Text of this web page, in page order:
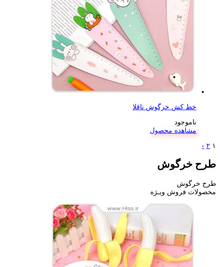
خط کش خرگوش ناقلا
ناموجود
مشاهده محصول
۱ ۲ ›
طرح خرگوش
طرح خرگوش
محصولات فروش ویـژه